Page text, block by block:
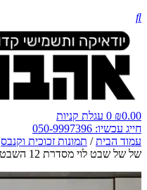
₪0.00
0 עגלת קניות
חייג עכשיו: 050-9997396
עמוד הבית/ תמונות זכוכית וקנבס
של של שבט לוי מסדרת 12 השבטים על קנבס או זכוכית